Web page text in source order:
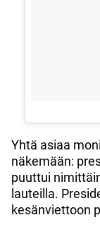
Yhtä asiaa
näkemään:
puuttui
lauteilla.
kesänviettoon